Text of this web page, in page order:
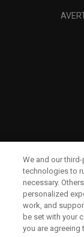
We and our
technologies to
necessary.
personalized
work, and
be set with your
you are